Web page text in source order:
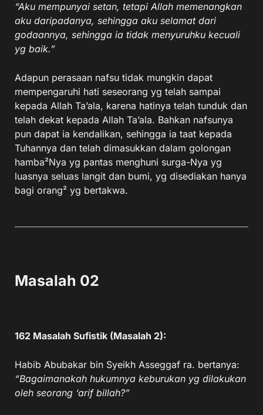
“Aku mempunyai setan, tetapi Allah memenangkan
aku daripadanya, sehingga aku selamat dari
godaannya, sehingga ia tidak menyuruhku kecuali
yg baik.”
Adapun perasaan nafsu tidak mungkin dapat
mempengaruhi hati seseorang yg telah sampai
kepada Allah Ta’ala, karena hatinya telah tunduk dan
telah dekat kepada Allah Ta’ala. Bahkan nafsunya
pun dapat ia kendalikan, sehingga ia taat kepada
Tuhannya dan telah dimasukkan dalam golongan
hamba²Nya yg pantas menghuni surga-Nya yg
luasnya seluas langit dan bumi, yg disediakan hanya
bagi orang² yg bertakwa.
Masalah 02
162 Masalah Sufistik (Masalah 2):
Habib Abubakar bin Syeikh Asseggaf ra. bertanya:
“Bagaimanakah hukumnya keburukan yg dilakukan
oleh seorang ‘arif billah?”